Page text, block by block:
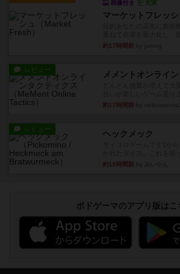
画像付き 充実
マーケットフレッシ
約17時間前
レビュー メメントオンライ
約17時間前
レビュー ヘックメック
約19時間前
ボドゲーマのアプリ版はこ